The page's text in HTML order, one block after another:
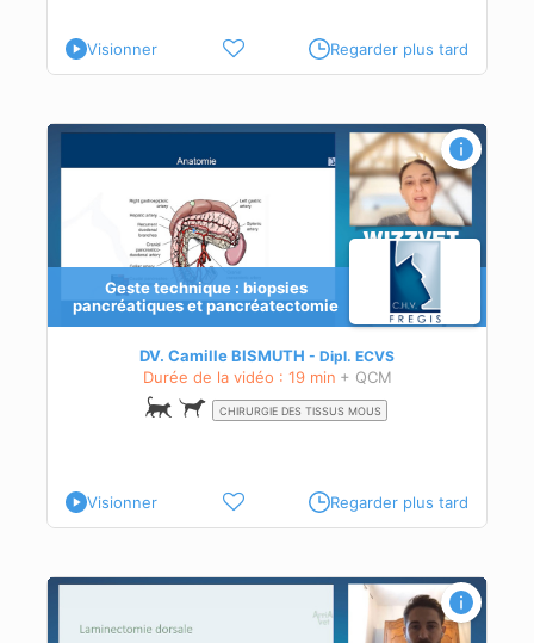
Visionner Regarder plus tard
Geste technique : biopsies
pancréatiques et pancréatectomie
DV. Camille BISMUTH Dipl. ECVS
Durée de la vidéo : 19 min + QCM
CHIRURGIE DES TISSUS MOUS
Visionner Regarder plus tard